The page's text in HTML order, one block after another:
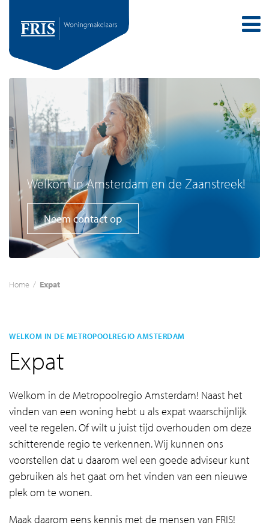
Welkom in Amsterdam en de Zaanstreek!
Neem contact op
Home / Expat
WELKOM IN DE METROPOOLREGIO AMSTERDAM
Expat
Welkom in de Metropoolregio Amsterdam! Naast het
vinden van een woning hebt u als expat waarschijnlijk
veel te regelen. Of wilt u juist tijd overhouden om deze
schitterende regio te verkennen. Wij kunnen ons
voorstellen dat u daarom wel een goede adviseur kunt
gebruiken als het gaat om het vinden van een nieuwe
plek om te wonen.
Maak daarom eens kennis met de mensen van FRIS!